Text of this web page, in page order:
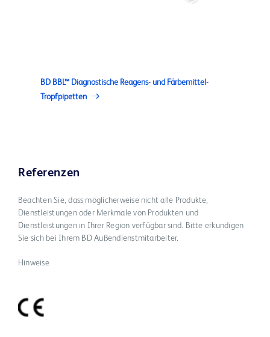
BD BBL™ Diagnostische Reagens- und Färbemittel-
Tropfpipetten
Referenzen
Beachten Sie, dass möglicherweise nicht alle Produkte,
Dienstleistungen oder Merkmale von Produkten und
Dienstleistungen in Ihrer Region verfügbar sind. Bitte erkundigen
Sie sich bei Ihrem BD Außendienstmitarbeiter.
Hinweise